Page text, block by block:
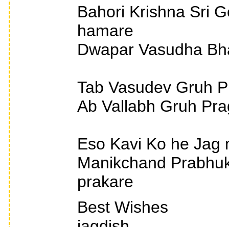
Bahori Krishna Sri
hamare
Dwapar Vasudha
Tab Vasudev Gruh
Ab Vallabh Gruh
Eso Kavi Ko he Jag
Manikchand
prakare
Best Wishes